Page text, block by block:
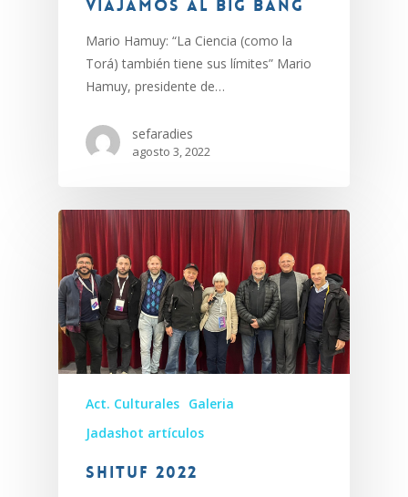
Viajamos al Big Bang
Mario Hamuy: “La Ciencia (como la
Torá) también tiene sus límites” Mario
Hamuy, presidente de…
sefaradies
agosto 3, 2022
Act. Culturales Galeria
Jadashot artículos
SHITUF 2022